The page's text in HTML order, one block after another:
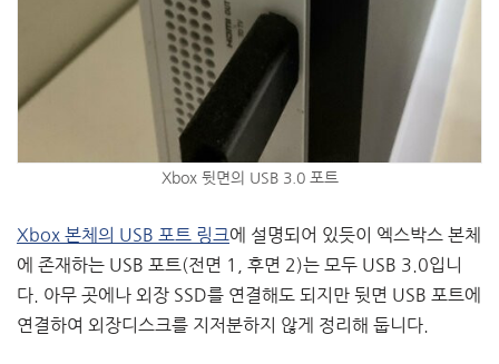
Xbox 뒷면의 USB 3.0 포트
Xbox 본체의 USB 포트 링크에 설명되어 있듯이 엑스박스 본체
에 존재하는 USB 포트(전면 1, 후면 2)는 모두 USB 3.0입니
다. 아무 곳에나 외장 SSD를 연결해도 되지만 뒷면 USB 포트에
연결하여 외장디스크를 지저분하지 않게 정리해 둡니다.